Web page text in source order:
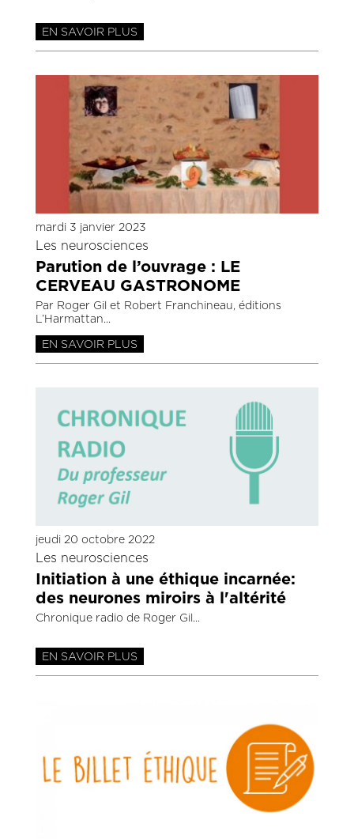
EN SAVOIR PLUS
mardi 3 janvier 2023
Les neurosciences
Parution de l’ouvrage : LE
CERVEAU GASTRONOME
Par Roger Gil et Robert Franchineau, éditions
L’Harmattan
EN SAVOIR PLUS
jeudi 20 octobre 2022
Les neurosciences
Initiation à une éthique incarnée:
des neurones miroirs à l'altérité
Chronique radio de Roger Gil
EN SAVOIR PLUS